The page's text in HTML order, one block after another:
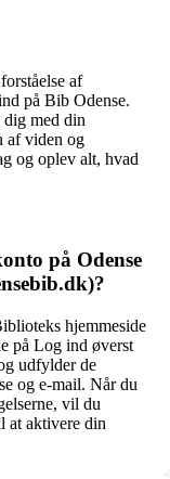
af
på Bib Odense.
med din
af viden og
og oplev alt, hvad
på Odense
hjemmeside
på Log ind øverst
udfylder de
og e-mail. Når du
vil du
at aktivere din